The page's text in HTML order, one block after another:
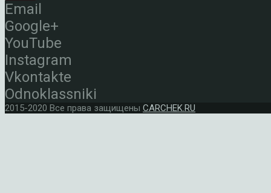
Email
Google+
YouTube
Instagram
Vkontakte
Odnoklassniki
2015-2020 Все права защищены CARCHEK.RU